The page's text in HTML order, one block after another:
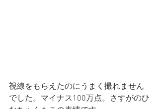
視線をもらえたのにうまく撮れません
でした。マイナス100万点。さすがのひ